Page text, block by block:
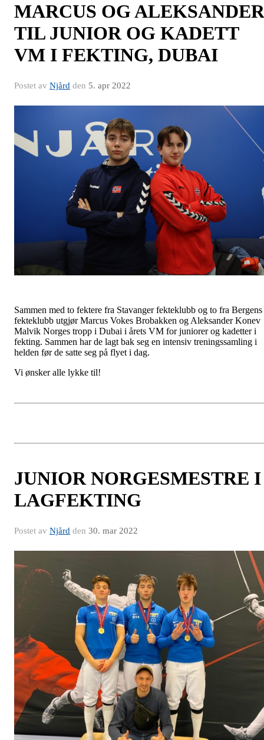
MARCUS OG ALEKSANDER
TIL JUNIOR OG KADETT
VM I FEKTING, DUBAI
Postet av Njård den 5. apr 2022
Sammen med to fektere fra Stavanger fekteklubb og to fra Bergens
fekteklubb utgjør Marcus Vokes Brobakken og Aleksander Konev
Malvik Norges tropp i Dubai i årets VM for juniorer og kadetter i
fekting. Sammen har de lagt bak seg en intensiv treningssamling i
helden før de satte seg på flyet i dag.
Vi ønsker alle lykke til!
JUNIOR NORGESMESTRE I
LAGFEKTING
Postet av Njård den 30. mar 2022